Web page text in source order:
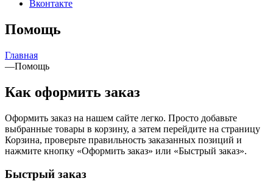
Вконтакте
Помощь
Главная
—Помощь
Как оформить заказ
Оформить заказ на нашем сайте легко. Просто добавьте
выбранные товары в корзину, а затем перейдите на страницу
Корзина, проверьте правильность заказанных позиций и
нажмите кнопку «Оформить заказ» или «Быстрый заказ».
Быстрый заказ